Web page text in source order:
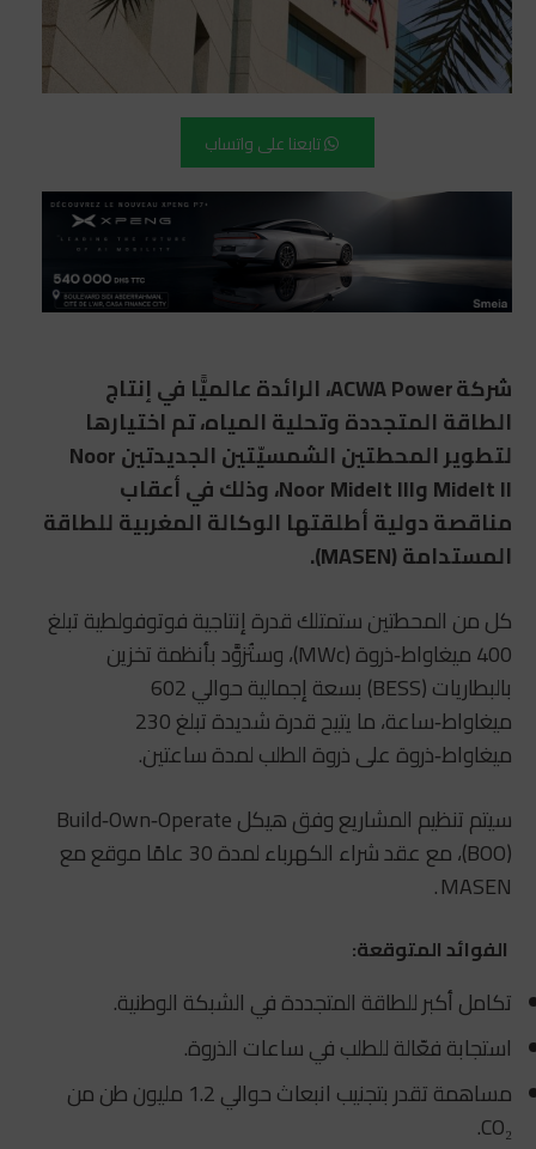
تابعنا على واتساب
شركة ACWA Power، الرائدة عالميًّا في إنتاج
الطاقة المتجددة وتحلية المياه، تم اختيارها
لتطوير المحطتين الشمسيّتين الجديدتين Noor
Midelt II وNoor Midelt III، وذلك في أعقاب
مناقصة دولية أطلقتها الوكالة المغربية للطاقة
المستدامة (MASEN).
كل من المحطتين ستمتلك قدرة إنتاجية فوتوفولطية تبلغ
400 ميغاواط‑ذروة (MWc)، وستُزوَّد بأنظمة تخزين
بالبطاريات (BESS) بسعة إجمالية حوالي 602
ميغاواط‑ساعة، ما يتيح قدرة شديدة تبلغ 230
ميغاواط‑ذروة على ذروة الطلب لمدة ساعتين.
سيتم تنظيم المشاريع وفق هيكل Build‑Own‑Operate
(BOO)، مع عقد شراء الكهرباء لمدة 30 عامًا موقع مع
MASEN .
الفوائد المتوقعة:
تكامل أكبر للطاقة المتجددة في الشبكة الوطنية.
استجابة فعّالة للطلب في ساعات الذروة.
مساهمة تقدر بتجنيب انبعاث حوالي 1.2 مليون طن من
CO₂.